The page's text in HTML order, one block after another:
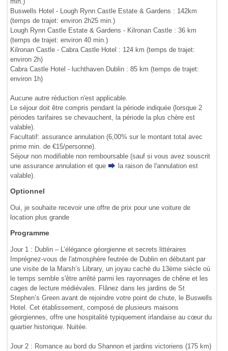
Buswells Hotel - Lough Rynn Castle Estate & Gardens : 142km
(temps de trajet: environ 2h25 min.)
Lough Rynn Castle Estate & Gardens - Kilronan Castle : 36 km
(temps de trajet: environ 40 min.)
Kilronan Castle - Cabra Castle Hotel : 124 km (temps de trajet:
environ 2h)
Cabra Castle Hotel - luchthaven Dublin : 85 km (temps de trajet:
environ 1h)
Aucune autre réduction n'est applicable.
Le séjour doit être compris pendant la période indiquée (lorsque 2
périodes tarifaires se chevauchent, la période la plus chère est
valable).
Facultatif: assurance annulation (6,00% sur le montant total avec
prime min. de €15/personne).
Séjour non modifiable non remboursable (sauf si vous avez souscrit
une assurance annulation et que
la raison de l'annulation est
valable).
Optionnel
Oui, je souhaite recevoir une offre de prix pour une voiture de
location plus grande
Programme
Jour 1 : Dublin – L’élégance géorgienne et secrets littéraires
Imprégnez-vous de l'atmosphère feutrée de Dublin en débutant par
une visite de la Marsh’s Library, un joyau caché du 13ème siècle où
le temps semble s'être arrêté parmi les rayonnages de chêne et les
cages de lecture médiévales. Flânez dans les jardins de St
Stephen’s Green avant de rejoindre votre point de chute, le Buswells
Hotel. Cet établissement, composé de plusieurs maisons
géorgiennes, offre une hospitalité typiquement irlandaise au cœur du
quartier historique. Nuitée.
Jour 2 : Romance au bord du Shannon et jardins victoriens (175 km)